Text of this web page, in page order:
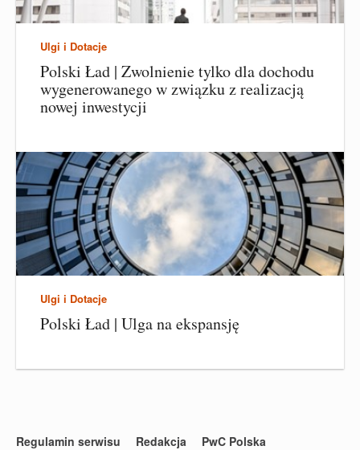
Ulgi i Dotacje
Polski Ład | Zwolnienie tylko dla dochodu
wygenerowanego w związku z realizacją
nowej inwestycji
Ulgi i Dotacje
Polski Ład | Ulga na ekspansję
Regulamin serwisu Redakcja
PwC Polska